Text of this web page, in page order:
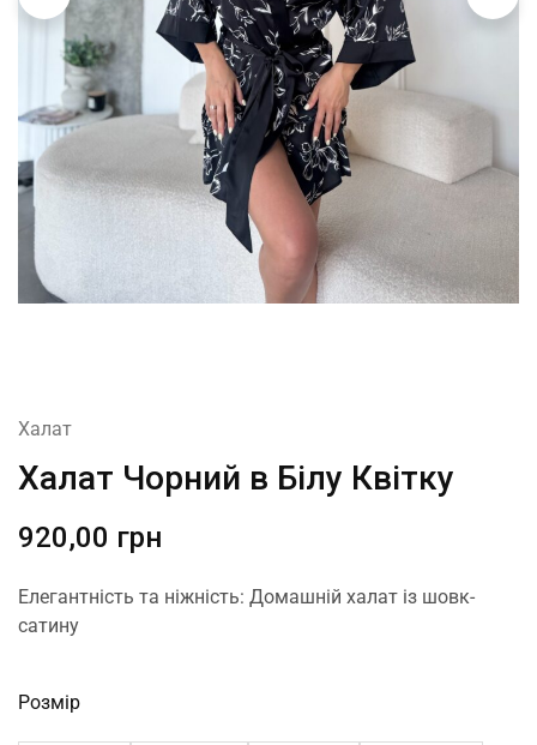
Халат
Халат Чорний в Білу Квітку
920,00 грн
Елегантність та ніжність: Домашній халат із шовк-
сатину
Розмір